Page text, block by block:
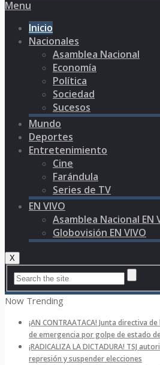
Menu
Inicio
Nacionales
Asamblea Nacional
Economía
Política
Sociedad
Sucesos
Mundo
Deportes
Entretenimiento
Cine
Farándula
Series de TV
EN VIVO
Asamblea Nacional EN
Globovisión EN VIVO
X
Now Trending
¡AN CONTRAATACA! Junta directiva
de emergencia por golpe de estado
¡RADICALIZA LA DICTADURA! TSJ
represión y suspender elecciones